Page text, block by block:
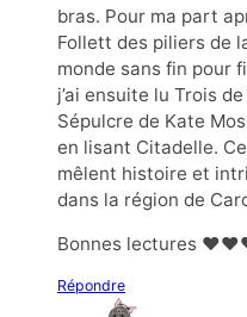
bras. Pour ma part
Follett des piliers de
monde sans fin pour
j’ai ensuite lu Trois
Sépulcre de Kate
en lisant Citadelle.
mêlent histoire et
dans la région de
Bonnes lectures
Répondre